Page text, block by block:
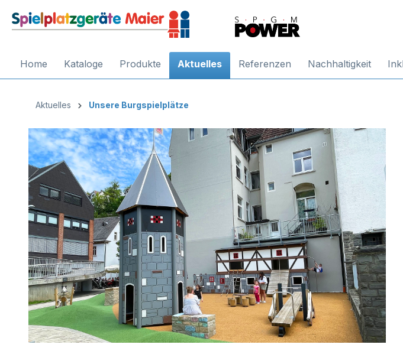
Home Kataloge Produkte Aktuelles Referenzen Nachhaltigkeit
Aktuelles Unsere Burgspielplätze